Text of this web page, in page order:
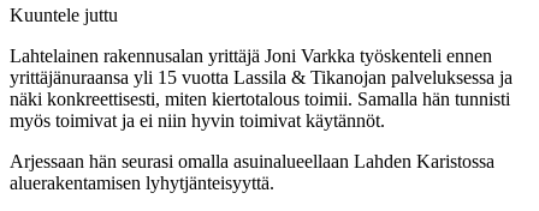
Kuuntele juttu
Lahtelainen rakennusalan yrittäjä Joni Varkka työskenteli ennen
yrittäjänuraansa yli 15 vuotta Lassila & Tikanojan palveluksessa ja
näki konkreettisesti, miten kiertotalous toimii. Samalla hän tunnisti
myös toimivat ja ei niin hyvin toimivat käytännöt.
Arjessaan hän seurasi omalla asuinalueellaan Lahden Karistossa
aluerakentamisen lyhytjänteisyyttä.